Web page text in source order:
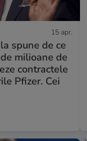
15 apr.
spune de ce
milioane de
contractele
Pfizer. Cei